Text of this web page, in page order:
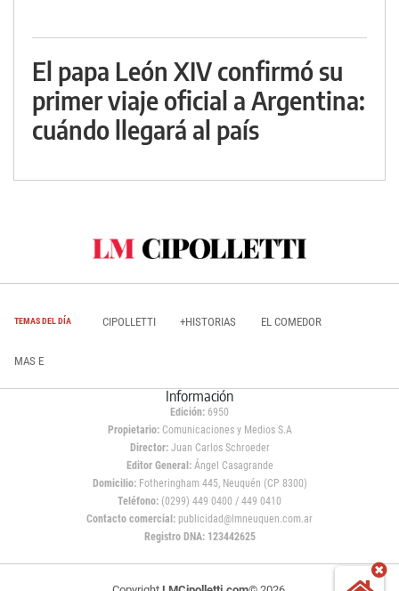
El papa León XIV confirmó su
primer viaje oficial a Argentina:
cuándo llegará al país
TEMAS DEL DÍA CIPOLLETTI +HISTORIAS EL COMEDOR
MAS E
Información
Edición: 6950
Propietario:Comunicaciones y Medios S.A
Director: Juan Carlos Schroeder
Editor General:Ángel Casagrande
Domicilio:Fotheringham 445, Neuquén (CP 8300)
Teléfono: (0299) 449 0400 / 449 0410
Contacto comercial: publicidad@lmneuquen.com.ar
Registro DNA: 123442625